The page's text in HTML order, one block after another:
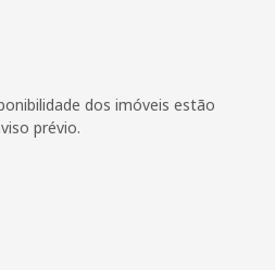
dos imóveis estão
prévio.